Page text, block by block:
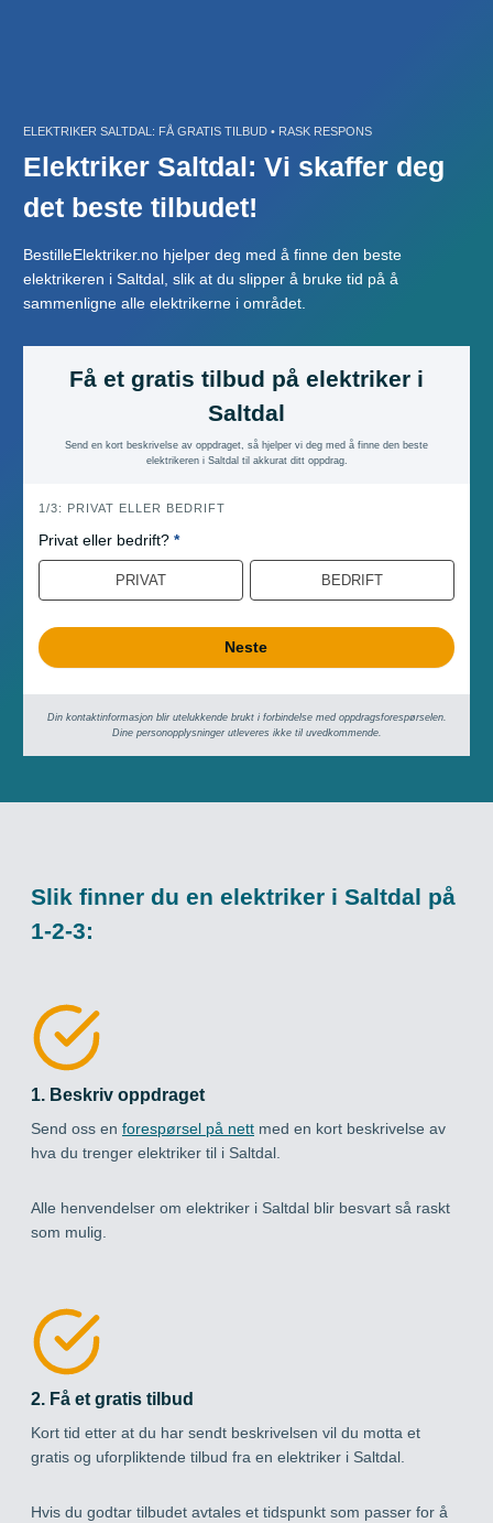
ELEKTRIKER SALTDAL: FÅ GRATIS TILBUD • RASK RESPONS
Elektriker Saltdal: Vi skaffer deg
det beste tilbudet!
BestilleElektriker.no hjelper deg med å finne den beste
elektrikeren i Saltdal, slik at du slipper å bruke tid på å
sammenligne alle elektrikerne i området.
Få et gratis tilbud på elektriker i
Saltdal
Send en kort beskrivelse av oppdraget, så hjelper vi deg med å finne den beste
elektrikeren i Saltdal til akkurat ditt oppdrag.
h
e
r
1/3: PRIVAT ELLER BEDRIFT
Privat eller bedrift? *
PRIVAT BEDRIFT
Neste
Din kontaktinformasjon blir utelukkende brukt i forbindelse med oppdrags­forespørselen.
Dine person­­opplysninger utleveres ikke til uvedkommende.
Slik finner du en elektriker i Saltdal på
1-2-3:
1. Beskriv oppdraget
Send oss en forespørsel på nett med en kort beskrivelse av
hva du trenger elektriker til i Saltdal.
Alle henvendelser om elektriker i Saltdal blir besvart så raskt
som mulig.
2. Få et gratis tilbud
Kort tid etter at du har sendt beskrivelsen vil du motta et
gratis og uforpliktende tilbud fra en elektriker i Saltdal.
Hvis du godtar tilbudet avtales et tidspunkt som passer for å